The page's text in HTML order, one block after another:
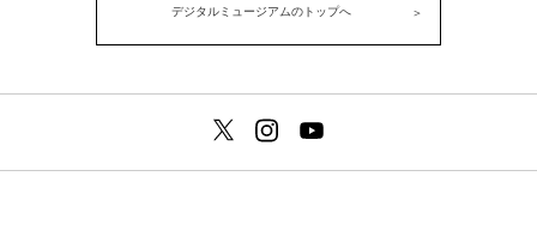
デジタルミュージアムのトップへ